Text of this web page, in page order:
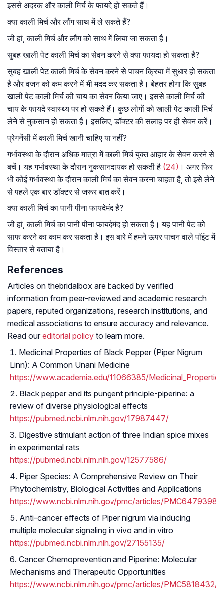
इससे अदरक और काली मिर्च के फायदे हो सकते हैं।
क्या काली मिर्च और लौंग साथ में ले सकते हैं?
जी हां, काली मिर्च और लौंग को साथ में लिया जा सकता है।
सुबह खाली पेट काली मिर्च का सेवन करने से क्या फायदा हो सकता है?
सुबह खाली पेट काली मिर्च के सेवन करने से पाचन क्रिया में सुधार हो सकता
है और वजन को कम करने में भी मदद कर सकता है। बेहतर होगा कि सुबह
खाली पेट काली मिर्च की चाय का सेवन किया जाए। इससे काली मिर्च की
चाय के फायदे स्वास्थ्य पर हो सकते हैं। कुछ लोगों को खाली पेट काली मिर्च
लेने से नुकसान हो सकता है। इसलिए, डॉक्टर की सलाह पर ही सेवन करें।
प्रेगनेंसी में काली मिर्च खानी चाहिए या नहीं?
गर्भावस्था के दौरान अधिक मात्रा में काली मिर्च युक्त आहार के सेवन करने से
बचें। यह गर्भावस्था के दौरान नुकसानदायक हो सकती है (24) । अगर फिर
भी कोई गर्भावस्था के दौरान काली मिर्च का सेवन करना चाहता है, तो इसे लेने
से पहले एक बार डॉक्टर से जरूर बात करें।
क्या काली मिर्च का पानी पीना फायदेमंद है?
जी हां, काली मिर्च का पानी पीना फायदेमंद हो सकता है। यह पानी पेट को
साफ करने का काम कर सकता है। इस बारे में हमने ऊपर पाचन वाले पॉइंट में
विस्तार से बताया है।
References
Articles on thebridalbox are backed by verified
information from peer-reviewed and academic research
papers, reputed organizations, research institutions, and
medical associations to ensure accuracy and relevance.
Read our editorial policy to learn more.
Medicinal Properties of Black Pepper (Piper Nigrum
Linn): A Common Unani Medicine
https://www.academia.edu/11066385/
Black pepper and its pungent principle-piperine: a
review of diverse physiological effects
https://pubmed.ncbi.nlm.nih.gov/17987447/
Digestive stimulant action of three Indian spice mixes
in experimental rats
https://pubmed.ncbi.nlm.nih.gov/12577586/
Piper Species: A Comprehensive Review on Their
Phytochemistry, Biological Activities and Applications
https://www.ncbi.nlm.nih.gov/pmc/articles/PMC6479398/
Anti-cancer effects of Piper nigrum via inducing
multiple molecular signaling in vivo and in vitro
https://pubmed.ncbi.nlm.nih.gov/27155135/
Cancer Chemoprevention and Piperine: Molecular
Mechanisms and Therapeutic Opportunities
https://www.ncbi.nlm.nih.gov/pmc/articles/PMC5818432/